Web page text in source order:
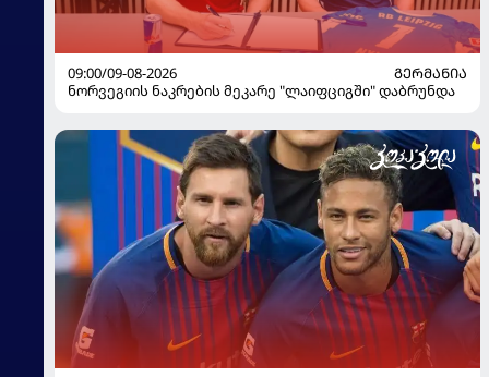
09:00/09-08-2026
ᲒᲔᲠᲛᲐᲜᲘᲐ
ნორვეგიის ნაკრების მეკარე "ლაიფციგში" დაბრუნდა